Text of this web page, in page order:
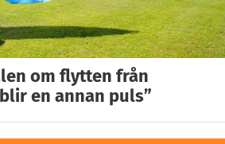
om flytten från
en annan puls”